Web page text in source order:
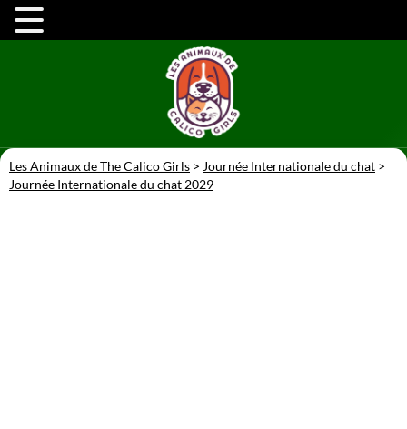
Les Animaux de The Calico Girls > Journée Internationale du chat >
Journée Internationale du chat 2029